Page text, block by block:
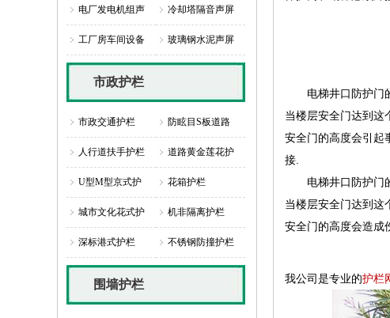
电厂发电机组声 冷却塔隔音声屏
工厂房车间设备 玻璃钢水泥声屏
市政护栏
市政交通护栏 防眩目S板道路
人行道扶手护栏 道路黄金莲花护
U型M型京式护 花箱护栏
城市文化花式护 机非隔离护栏
深标港式护栏 不锈钢防撞护栏
围墙护栏
电梯井口防护门的
当楼层安全门达到这
安全门的高度会引起
接.
电梯井口防护门的
当楼层安全门达到这
安全门的高度会造成
我公司是专业的护栏